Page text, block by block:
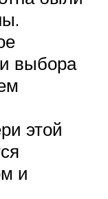
выбора
этой
и